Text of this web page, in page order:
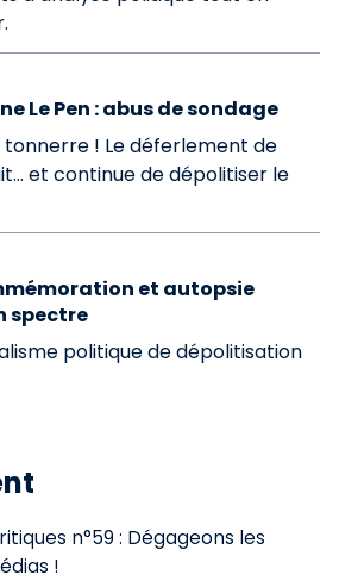
Le Pen : abus de sondage
tonnerre ! Le déferlement de
et continue de dépolitiser le
et autopsie
spectre
politique de dépolitisation